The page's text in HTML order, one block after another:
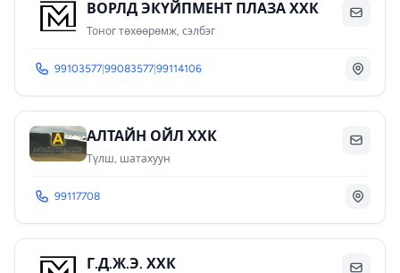
ВОРЛД ЭКҮЙПМЕНТ ПЛАЗА ХХК
Тоног төхөөрөмж, сэлбэг
99103577 99083577 99114106
АЛТАЙН ОЙЛ ХХК
Түлш, шатахуун
99117708
Г.Д.Ж.Э. ХХК